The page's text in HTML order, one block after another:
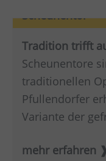
Scheunentor
Tradition trifft
Scheunentore
traditionellen
Pfullendorfer
Variante der
mehr erfahren